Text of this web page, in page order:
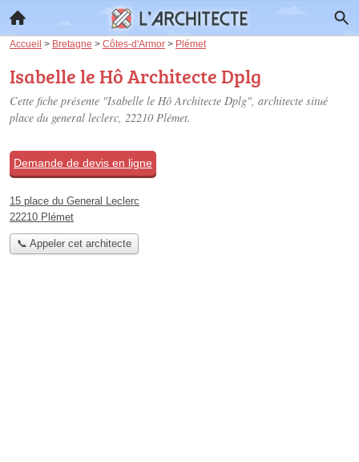
Accueil > Bretagne > Côtes-d'Armor > Plémet
Isabelle le Hô Architecte Dplg
Cette fiche présente "Isabelle le Hô Architecte Dplg", architecte situé
place du general leclerc, 22210 Plémet.
Demande de devis en ligne
15 place du General Leclerc
22210 Plémet
📞 Appeler cet architecte